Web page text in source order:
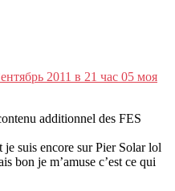
2011 в 21 час 05 моя
additionnel des FES
je suis encore sur Pier Solar lol
bon je m’amuse c’est ce qui